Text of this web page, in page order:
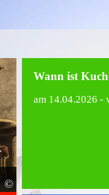
©
Wann ist
am 14.04.2026 -